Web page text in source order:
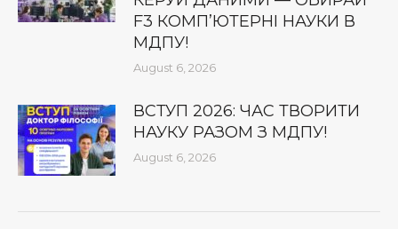
F3 КОМП’ЮТЕРНІ НАУКИ В
МДПУ!
August 6, 2026
ВСТУП 2026: ЧАС ТВОРИТИ
НАУКУ РАЗОМ З МДПУ!
August 6, 2026